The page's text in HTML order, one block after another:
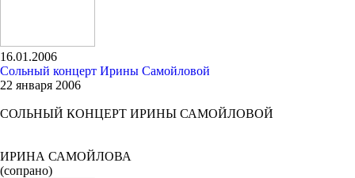
16.01.2006
Сольный концерт Ирины Самойловой
22 января 2006
СОЛЬНЫЙ КОНЦЕРТ ИРИНЫ САМОЙЛОВОЙ
ИРИНА САМОЙЛОВА
(сопрано)